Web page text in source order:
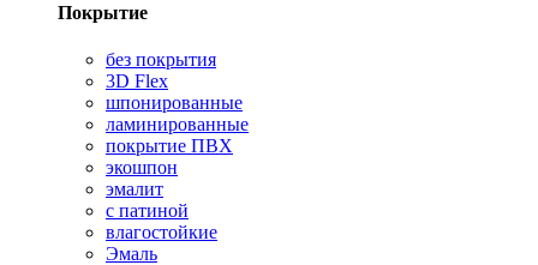
Покрытие
без покрытия
3D Flex
шпонированные
ламинированные
покрытие ПВХ
экошпон
эмалит
с патиной
влагостойкие
Эмаль